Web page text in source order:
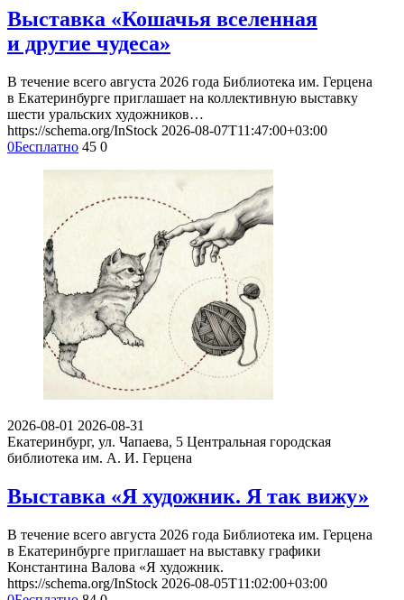
Выставка «Кошачья вселенная
и другие чудеса»
В течение всего августа 2026 года Библиотека им. Герцена
в Екатеринбурге приглашает на коллективную выставку
шести уральских художников…
https://schema.org/InStock 2026-08-07T11:47:00+03:00
0Бесплатно 45 0
2026-08-01 2026-08-31
Екатеринбург, ул. Чапаева, 5 Центральная городская
библиотека им. А. И. Герцена
Выставка «Я художник. Я так вижу»
В течение всего августа 2026 года Библиотека им. Герцена
в Екатеринбурге приглашает на выставку графики
Константина Валова «Я художник.
https://schema.org/InStock 2026-08-05T11:02:00+03:00